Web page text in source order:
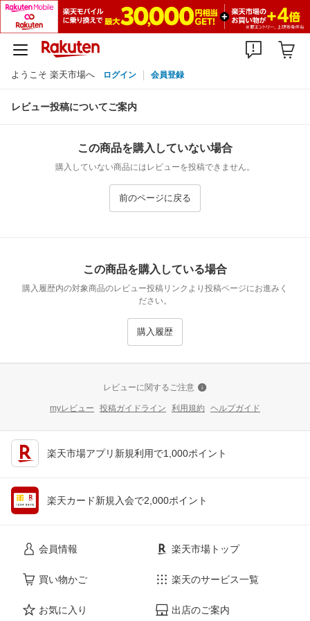
ようこそ 楽天市場へ ログイン 会員登録
レビュー投稿についてご案内
この商品を購入していない場合
購入していない商品にはレビューを投稿できません。
前のページに戻る
この商品を購入している場合
購入履歴内の対象商品のレビュー投稿リンクより投稿ページにお進みく
ださい。
購入履歴
レビューに関するご注意
myレビュー 投稿ガイドライン 利用規約 ヘルプガイド
楽天市場アプリ新規利用で1,000ポイント
楽天カード新規入会で2,000ポイント
会員情報
買い物かご
お気に入り
楽天市場トップ
楽天のサービス一覧
出店のご案内